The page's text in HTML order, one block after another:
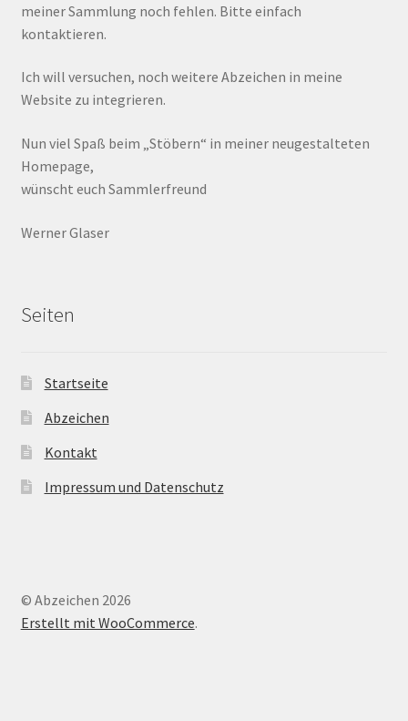
meiner Sammlung noch fehlen. Bitte einfach
kontaktieren.
Ich will versuchen, noch weitere Abzeichen in meine
Website zu integrieren.
Nun viel Spaß beim „Stöbern“ in meiner neugestalteten
Homepage,
wünscht euch Sammlerfreund
Werner Glaser
Seiten
Startseite
Abzeichen
Kontakt
Impressum und Datenschutz
© Abzeichen 2026
Erstellt mit WooCommerce.